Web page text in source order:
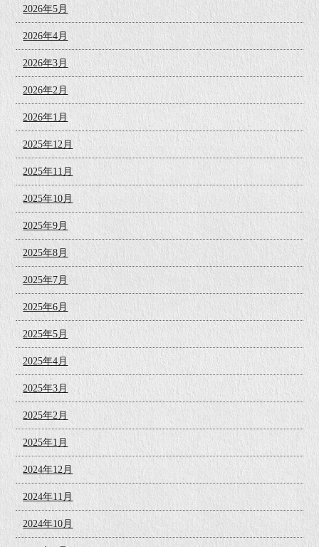
2026年5月
2026年4月
2026年3月
2026年2月
2026年1月
2025年12月
2025年11月
2025年10月
2025年9月
2025年8月
2025年7月
2025年6月
2025年5月
2025年4月
2025年3月
2025年2月
2025年1月
2024年12月
2024年11月
2024年10月